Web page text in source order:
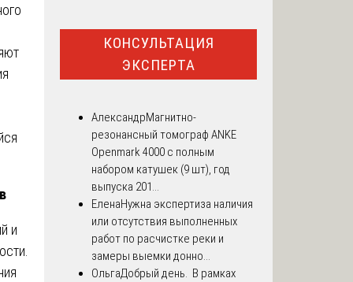
и
КОНСУЛЬТАЦИЯ
ЭКСПЕРТА
АлександрМагнитно-
резонансный томограф ANKE
Openmark 4000 с полным
набором катушек (9 шт), год
выпуска 201...
ЕленаНужна экспертиза наличия
или отсутствия выполненных
работ по расчистке реки и
замеры выемки донно...
ОльгаДобрый день. В рамках